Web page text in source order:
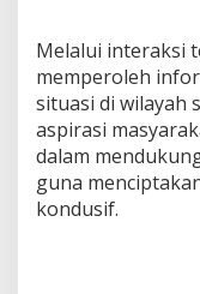
Melalui interaksi
memperoleh
situasi di wilayah
aspirasi
dalam
guna
kondusif.